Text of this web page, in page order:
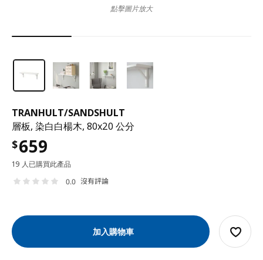
TRANHULT/SANDSHULT
層板, 染白白楊木, 80x20 公分
$659
19 人已購買此產品
0.0 沒有評論
加入購物車
點擊圖片放大